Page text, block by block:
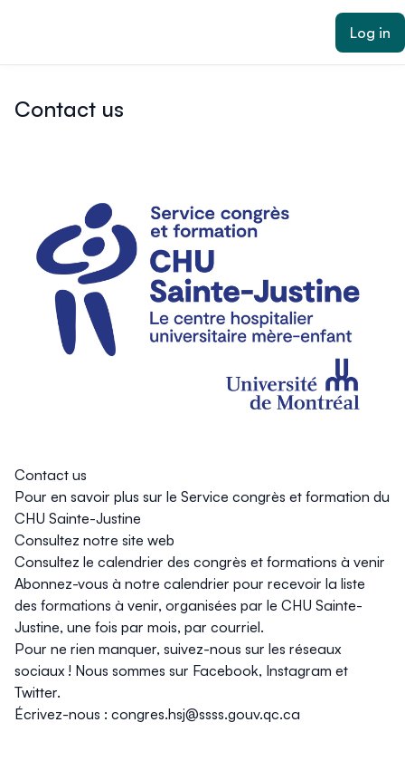
Log in
Contact us
Contact us
Pour en savoir plus sur le Service congrès et formation du
CHU Sainte-Justine
Consultez notre site web
Consultez le calendrier des congrès et formations à venir
Abonnez-vous à notre calendrier pour recevoir la liste
des formations à venir, organisées par le CHU Sainte-
Justine, une fois par mois, par courriel.
Pour ne rien manquer, suivez-nous sur les réseaux
sociaux ! Nous sommes sur Facebook, Instagram et
Twitter.
Écrivez-nous : congres.hsj@ssss.gouv.qc.ca